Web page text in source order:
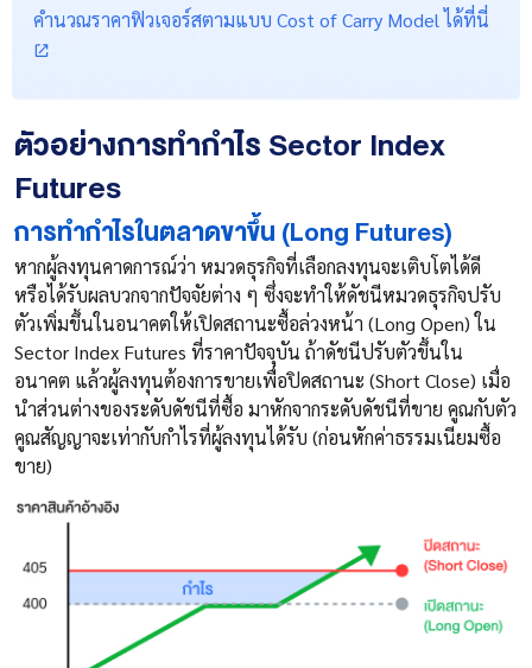
คำนวณราคาฟิวเจอร์สตามแบบ Cost of Carry Model ได้ที่นี่
ตัวอย่างการทำกำไร Sector Index
Futures
การทำกำไรในตลาดขาขึ้น (Long Futures)
หากผู้ลงทุนคาดการณ์ว่า หมวดธุรกิจที่เลือกลงทุนจะเติบโตได้ดี
หรือได้รับผลบวกจากปัจจัยต่าง ๆ ซึ่งจะทำให้ดัชนีหมวดธุรกิจปรับ
ตัวเพิ่มขึ้นในอนาคตให้เปิดสถานะซื้อล่วงหน้า (Long Open) ใน
Sector Index Futures ที่ราคาปัจจุบัน ถ้าดัชนีปรับตัวขึ้นใน
อนาคต แล้วผู้ลงทุนต้องการขายเพื่อปิดสถานะ (Short Close) เมื่อ
นำส่วนต่างของระดับดัชนีที่ซื้อ มาหักจากระดับดัชนีที่ขาย คูณกับตัว
คูณสัญญาจะเท่ากับกำไรที่ผู้ลงทุนได้รับ (ก่อนหักค่าธรรมเนียมซื้อ
ขาย)